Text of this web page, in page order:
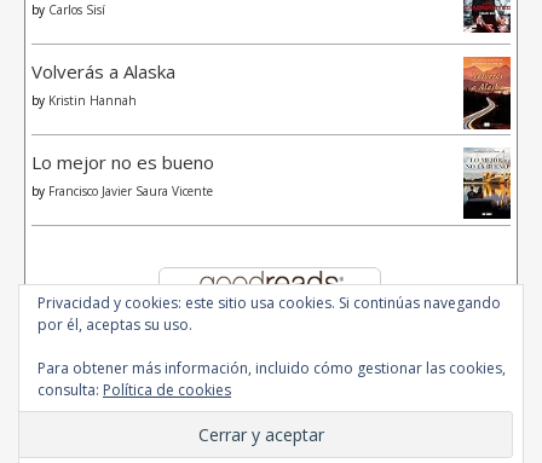
by Carlos Sisí
Volverás a Alaska
by Kristin Hannah
Lo mejor no es bueno
by Francisco Javier Saura Vicente
© 2020 - All Rights Reserved.
Ashe Tema de WP Royal
Privacidad y cookies: este sitio usa cookies. Si continúas navegando
por él, aceptas su uso.
Para obtener más información, incluido cómo gestionar las cookies,
consulta: Política de cookies